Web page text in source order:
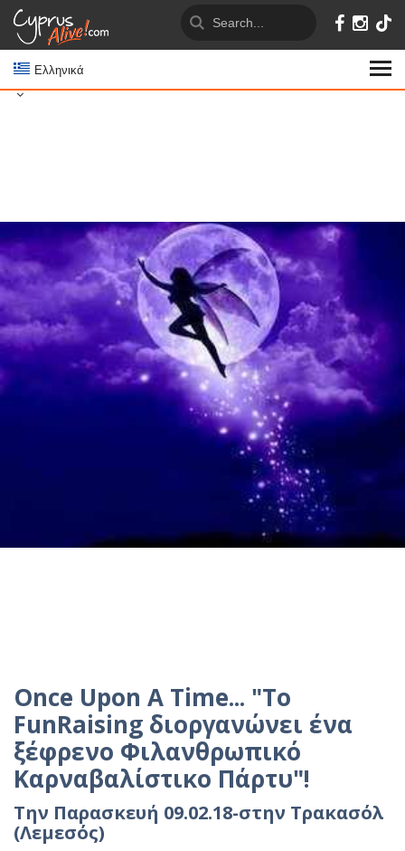
Ελληνικά
Once Upon A Time... "Το
FunRaising διοργανώνει ένα
ξέφρενο Φιλανθρωπικό
Καρναβαλίστικο Πάρτυ"!
Την Παρασκευή 09.02.18-στην Τρακασόλ
(Λεμεσός)